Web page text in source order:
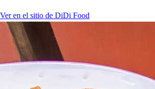
Ver en el sitio de DiDi Food